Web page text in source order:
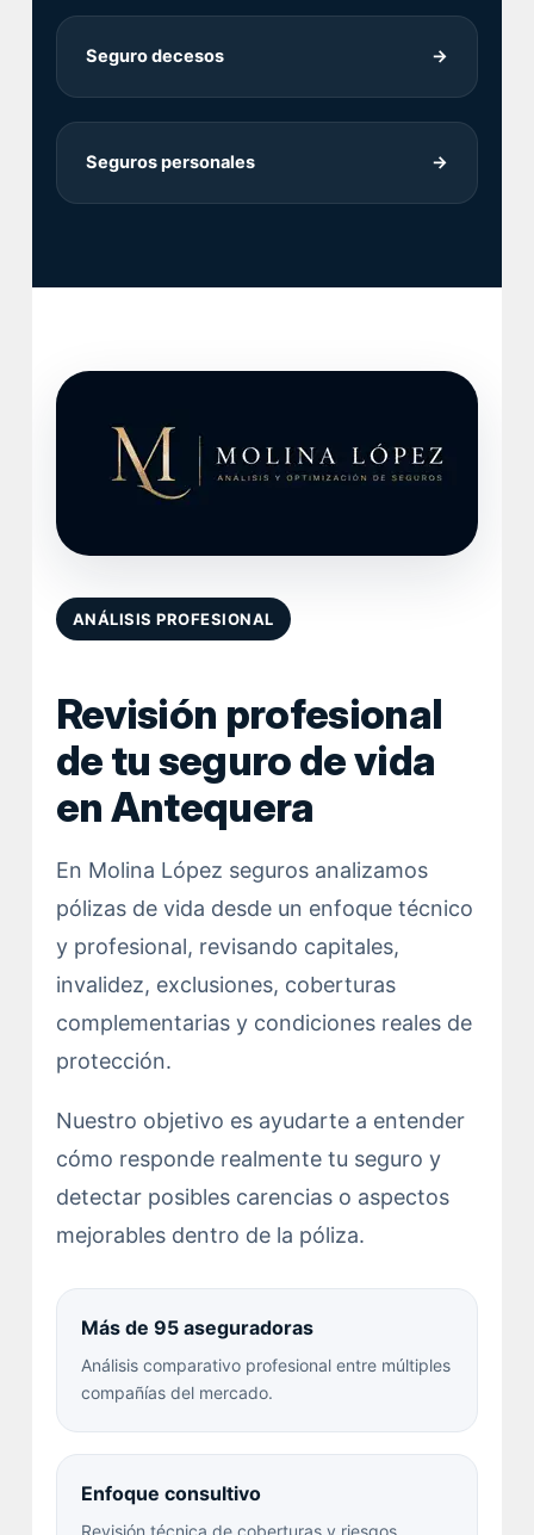
Seguro decesos →
Seguros personales →
ANÁLISIS PROFESIONAL
Revisión profesional
de tu seguro de vida
en Antequera
En Molina López seguros analizamos
pólizas de vida desde un enfoque técnico
y profesional, revisando capitales,
invalidez, exclusiones, coberturas
complementarias y condiciones reales de
protección.
Nuestro objetivo es ayudarte a entender
cómo responde realmente tu seguro y
detectar posibles carencias o aspectos
mejorables dentro de la póliza.
Más de 95 aseguradoras
Análisis comparativo profesional entre múltiples
compañías del mercado.
Enfoque consultivo